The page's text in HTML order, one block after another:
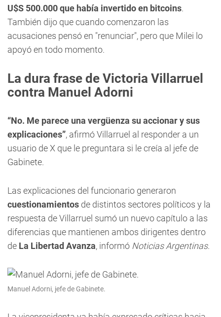
U$S 500.000 que había invertido en bitcoins.
También dijo que cuando comenzaron las
acusaciones pensó en "renunciar", pero que Milei lo
apoyó en todo momento.
La dura frase de Victoria Villarruel
contra Manuel Adorni
“No. Me parece una vergüenza su accionar y sus
explicaciones”, afirmó Villarruel al responder a un
usuario de X que le preguntara si le creía al jefe de
Gabinete.
Las explicaciones del funcionario generaron
cuestionamientos de distintos sectores políticos y la
respuesta de Villarruel sumó un nuevo capítulo a las
diferencias que mantienen ambos dirigentes dentro
de La Libertad Avanza, informó Noticias Argentinas.
Manuel Adorni, jefe de Gabinete.